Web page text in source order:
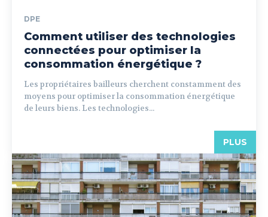
DPE
Comment utiliser des technologies
connectées pour optimiser la
consommation énergétique ?
Les propriétaires bailleurs cherchent constamment des
moyens pour optimiser la consommation énergétique
de leurs biens. Les technologies...
PLUS